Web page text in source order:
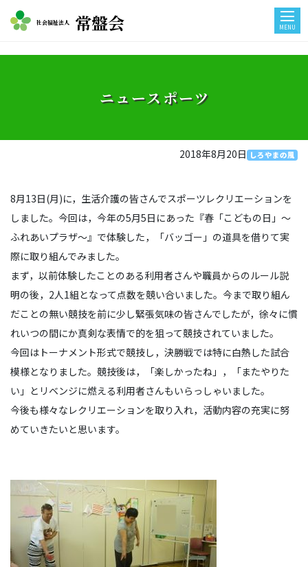
社会福祉法人 常盤会 MENU
ニュースポーツ
2018年8月20日 しろやまの風
8月13日(月)に，生活介護の皆さんでスポーツレクリエーションを
しました。今回は，今年の5月5日にあった『春「こどもの日」～
ふれあいプラザ～』で体験した，「バッゴー」の道具を借りて実
際に取り組んでみました。
まず，以前体験したことのある利用者さんや職員からのルール説
明の後，2人1組となって点数を競い合いました。今まで取り組ん
だことの無い競技を前に少し緊張気味の皆さんでしたが，徐々に慣
れいつの間にか真剣な表情で的を狙って競技されていました。
今回はトーナメント形式で競技し，決勝戦では特に白熱した試合
模様となりました。競技後は，「楽しかったね」，「またやりた
い」とリベンジに燃える利用者さんもいらっしゃいました。
今後も様々なレクリエーションを取り入れ，活動内容の充実に努
めていきたいと思います。